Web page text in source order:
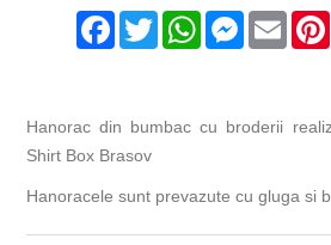
Facebook
TwitterWhatsAppMessenger
Email
Hanorac din bumbac cu broderii
Shirt Box Brasov
Hanoracele sunt prevazute cu gluga si